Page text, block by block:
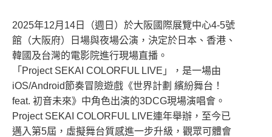
2025年12月14日（週日）於大阪國際展覽中心4-5號
館（大阪府）日場與夜場公演，決定於日本、香港、
韓國及台灣的電影院進行現場直播。
「Project SEKAI COLORFUL LIVE」，是一場由
iOS/Android節奏冒險遊戲《世界計劃 繽紛舞台！
feat. 初音未來》中角色出演的3DCG現場演唱會。
Project SEKAI COLORFUL LIVE連年舉辦，至今已
邁入第5屆，虛擬舞台質感進一步升級，觀眾可體會